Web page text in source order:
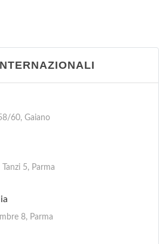
60, Gaiano
5, Parma
8, Parma